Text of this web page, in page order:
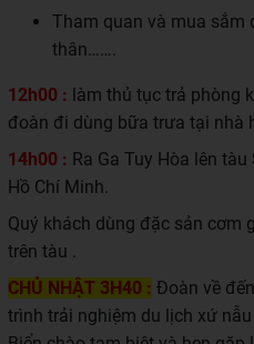
Tham quan và mua sắm
thân…….
12h00 : làm thủ tục trả phòng
đoàn đi dùng bữa trưa tại nhà
14h00 : Ra Ga Tuy Hòa lên tàu
Hồ Chí Minh.
Quý khách dùng đặc sản cơm
trên tàu .
CHỦ NHẬT 3H40 : Đoàn về
trình trải nghiệm du lịch xứ